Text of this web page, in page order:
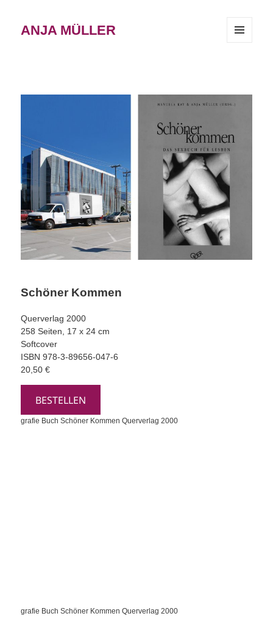
ANJA MÜLLER
Schöner Kommen
Querverlag 2000
258 Seiten, 17 x 24 cm
Softcover
ISBN 978-3-89656-047-6
20,50 €
BESTELLEN